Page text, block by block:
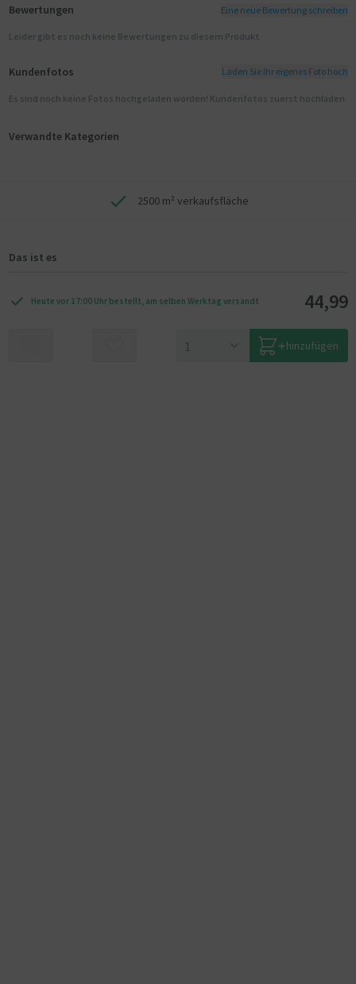
Bewertungen Eine neue Bewertung schreiben
Leider gibt es noch keine Bewertungen zu diesem Produkt
Kundenfotos Laden Sie Ihr eigenes Foto hoch
Es sind noch keine Fotos hochgeladen worden! Kundenfotos zuerst hochladen
Verwandte Kategorien
2500 m² verkaufsfläche
Das ist es
Heute vor 17:00 Uhr bestellt, am selben Werktag versandt 44,99
hinzufügen